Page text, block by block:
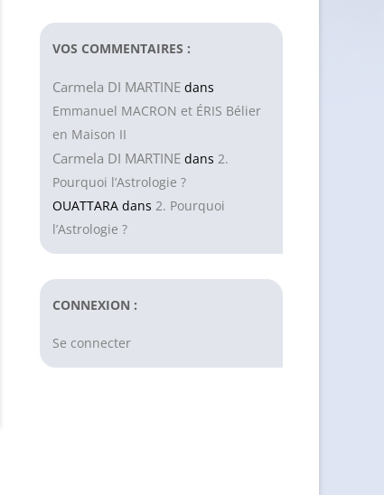
VOS COMMENTAIRES :
Carmela DI MARTINE dans
Emmanuel MACRON et ÉRIS Bélier
en Maison II
Carmela DI MARTINE dans 2.
Pourquoi l’Astrologie ?
OUATTARA dans 2. Pourquoi
l’Astrologie ?
CONNEXION :
Se connecter